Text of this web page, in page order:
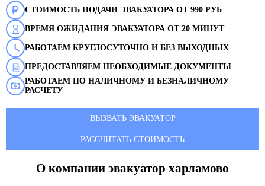
СТОИМОСТЬ ПОДАЧИ ЭВАКУАТОРА ОТ 990 РУБ
ВРЕМЯ ОЖИДАНИЯ ЭВАКУАТОРА ОТ 20 МИНУТ
РАБОТАЕМ КРУГЛОСУТОЧНО И БЕЗ ВЫХОДНЫХ
ПРЕДОСТАВЛЯЕМ НЕОБХОДИМЫЕ ДОКУМЕНТЫ
РАБОТАЕМ ПО НАЛИЧНОМУ И БЕЗНАЛИЧНОМУ
РАСЧЕТУ
ВЫЗВАТЬ ЭВАКУАТОР
РАССЧИТАТЬ СТОИМОСТЬ
О компании эвакуатор харламово